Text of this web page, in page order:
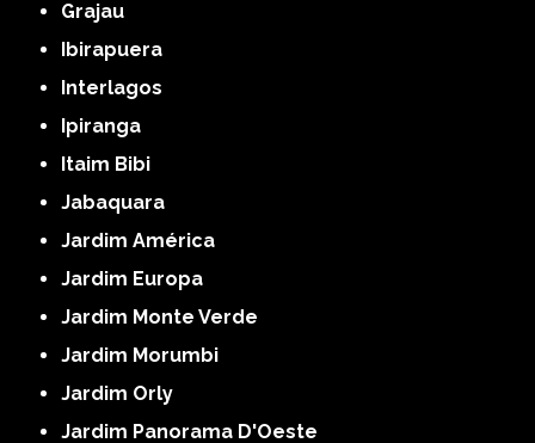
Grajau
Ibirapuera
Interlagos
Ipiranga
Itaim Bibi
Jabaquara
Jardim América
Jardim Europa
Jardim Monte Verde
Jardim Morumbi
Jardim Orly
Jardim Panorama D'Oeste